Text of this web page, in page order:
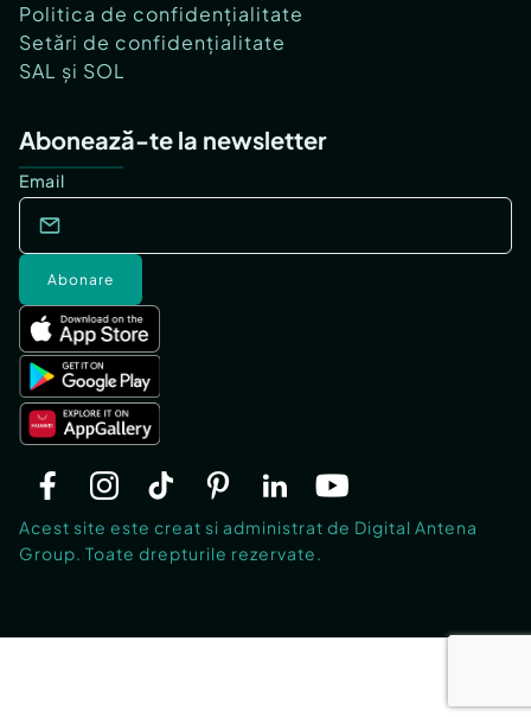
Politica de confidențialitate
Setări de confidențialitate
SAL și SOL
Abonează-te la newsletter
Email
Abonare
Acest site este creat si administrat de Digital Antena
Group. Toate drepturile rezervate.